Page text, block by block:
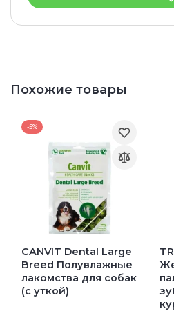
Похожие товары
-5%
CANVIT Dental Large
Breed Полувлажные
лакомства для собак
(с уткой)